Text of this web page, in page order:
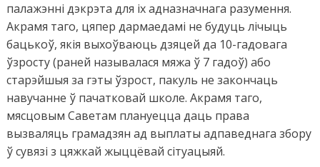
палажэнні дэкрэта для іх адназначнага разумення.
Акрамя таго, цяпер дармаедамі не будуць лічыць
бацькоў, якія выхоўваюць дзяцей да 10-гадовага
ўзросту (раней называлася мяжа ў 7 гадоў) або
старэйшыя за гэты ўзрост, пакуль не закончаць
навучанне ў пачатковай школе. Акрамя таго,
мясцовым Саветам плануецца даць права
вызваляць грамадзян ад выплаты адпаведнага збору
ў сувязі з цяжкай жыццёвай сітуацыяй.